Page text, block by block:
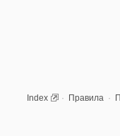
Index · Правила ·